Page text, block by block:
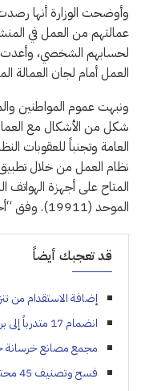
وأوضحت الوزارة أنها
عمالتهم من العمل في
لحسابهم الشخصي،
العمل أمام لجان العمالة
ونبهت عموم المواطنين
شكل من الأشكال مع
العامة وتجنباً للعقوبات
نظام العمل من خلال تطبيق
المتاح على أجهزة الهواتف
الموحد (19911). وفق “أخبار 24”.
قد تعجبك أيضاً
إضافة الاستقدام من تنزانيا
انضمام 17 متدرباً إلى برنامج التدريب على السفن السعودية
مجمع مصانع خرسانة
فسح وتصنيف 45 محتوى سينمائيًا في أسبوع